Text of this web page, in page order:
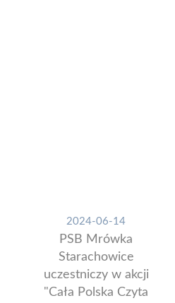
2024-06-14
PSB Mrówka
Starachowice
uczestniczy w akcji
"Cała Polska Czyta